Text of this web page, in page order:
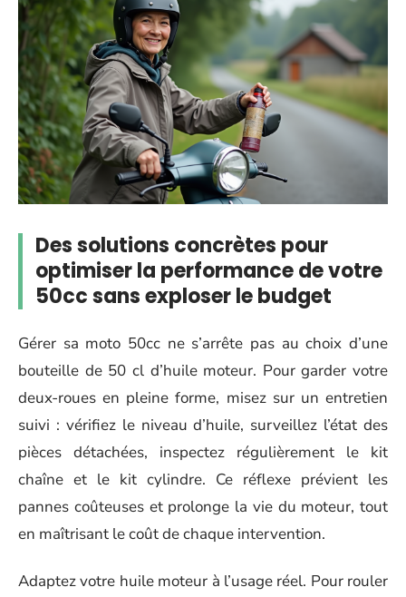
Des solutions concrètes pour
optimiser la performance de votre
50cc sans exploser le budget
Gérer sa moto 50cc ne s’arrête pas au choix d’une
bouteille de 50 cl d’huile moteur. Pour garder votre
deux-roues en pleine forme, misez sur un entretien
suivi : vérifiez le niveau d’huile, surveillez l’état des
pièces détachées, inspectez régulièrement le kit
chaîne et le kit cylindre. Ce réflexe prévient les
pannes coûteuses et prolonge la vie du moteur, tout
en maîtrisant le coût de chaque intervention.
Adaptez votre huile moteur à l’usage réel. Pour rouler